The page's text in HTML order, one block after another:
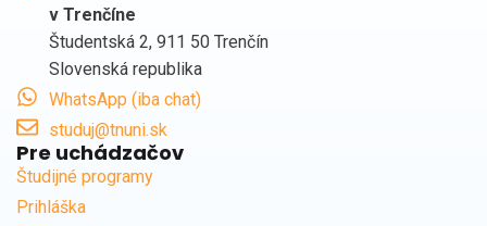
v Trenčíne
Študentská 2, 911 50 Trenčín
Slovenská republika
WhatsApp (iba chat)
studuj@tnuni.sk
Pre uchádzačov
Študijné programy
Prihláška